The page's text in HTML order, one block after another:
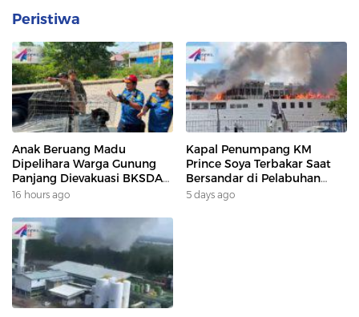
Peristiwa
Anak Beruang Madu
Dipelihara Warga Gunung
Panjang Dievakuasi BKSDA
Dan DAMKAR
16 hours ago
Kapal Penumpang KM
Prince Soya Terbakar Saat
Bersandar di Pelabuhan
Samarinda, Keberangkatan
5 days ago